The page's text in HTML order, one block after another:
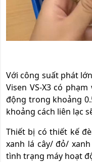
Với công suất phát
Visen VS-X3 có
động trong khoảng
khoảng cách liên lạc
Thiết bị có thiết kế
xanh lá cây/ đỏ/
tình trạng máy hoạt